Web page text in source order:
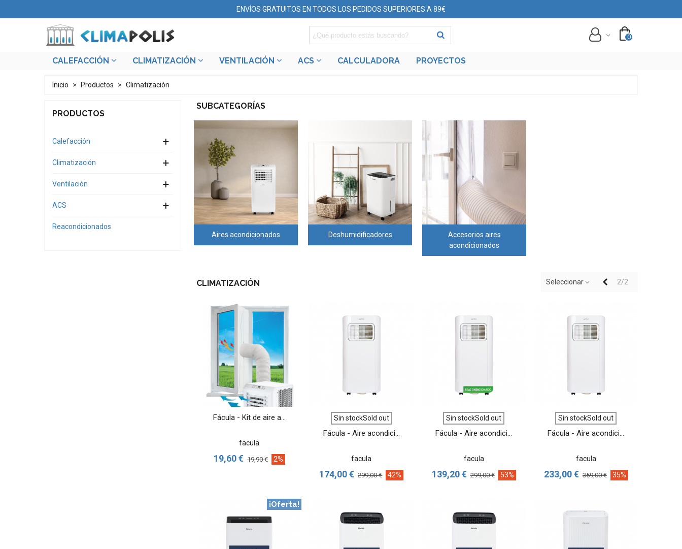
ENVÍOS GRATUITOS EN TODOS LOS PEDIDOS SUPERIORES A 89€
0
CALEFACCIÓN CLIMATIZACIÓN VENTILACIÓN ACS CALCULADORA PROYECTOS
Inicio > Productos > Climatización
PRODUCTOS
Calefacción
Climatización
Ventilación
ACS
Reacondicionados
SUBCATEGORÍAS
Aires acondicionados Deshumidificadores
Accesorios aires
acondicionados
CLIMATIZACIÓN Seleccionar Anterior
2/2
VER MÁS
Fácula - Kit de aire a...
facula
19,60 € 19,90 € 2%
VER MÁS
Sin stockSold out
Fácula - Aire acondici...
facula
174,00 € 299,00 € 42%
VER MÁS
Sin stockSold out
Fácula - Aire acondici...
facula
139,20 € 299,00 € 53%
VER MÁS
Sin stockSold out
Fácula - Aire acondici...
facula
233,00 € 359,00 € 35%
¡Oferta!